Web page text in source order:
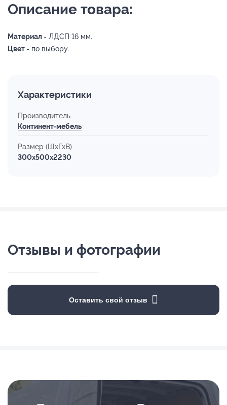
Описание товара:
Материал - ЛДСП 16 мм.
Цвет - по выбору.
Характеристики
Производитель
Континент-мебель
Размер (ШхГхВ)
300x500x2230
Отзывы и фотографии
Оставить свой отзыв